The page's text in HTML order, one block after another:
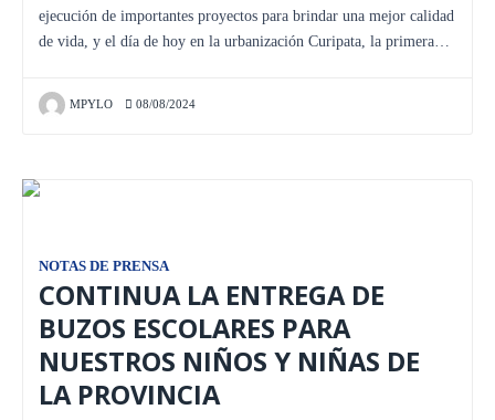
ejecución de importantes proyectos para brindar una mejor calidad
de vida, y el día de hoy en la urbanización Curipata, la primera…
MPYLO 08/08/2024
NOTAS DE PRENSA
CONTINUA LA ENTREGA DE
BUZOS ESCOLARES PARA
NUESTROS NIÑOS Y NIÑAS DE
LA PROVINCIA